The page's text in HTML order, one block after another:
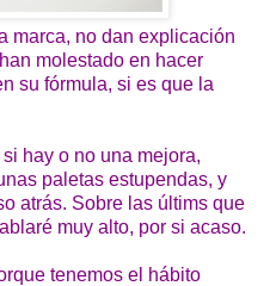
marca, no dan explicación
molestado en hacer
su fórmula, si es que la
hay o no una mejora,
paletas estupendas, y
atrás. Sobre las últims que
muy alto, por si acaso.
tenemos el hábito